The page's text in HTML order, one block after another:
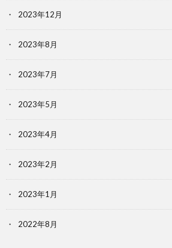
2023年12月
2023年8月
2023年7月
2023年5月
2023年4月
2023年2月
2023年1月
2022年8月